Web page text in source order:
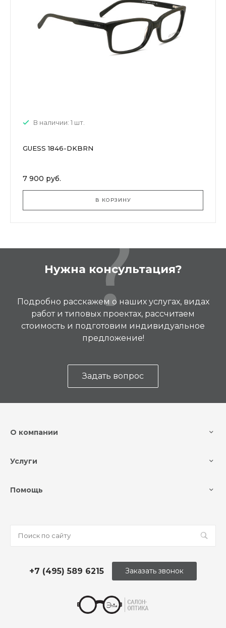
В наличии: 1 шт.
GUESS 1846-DKBRN
7 900 руб.
В КОРЗИНУ
Нужна консультация?
Подробно расскажем о наших услугах, видах
работ и типовых проектах, рассчитаем
стоимость и подготовим индивидуальное
предложение!
Задать вопрос
О компании
Услуги
Помощь
+7 (495) 589 6215 Заказать звонок